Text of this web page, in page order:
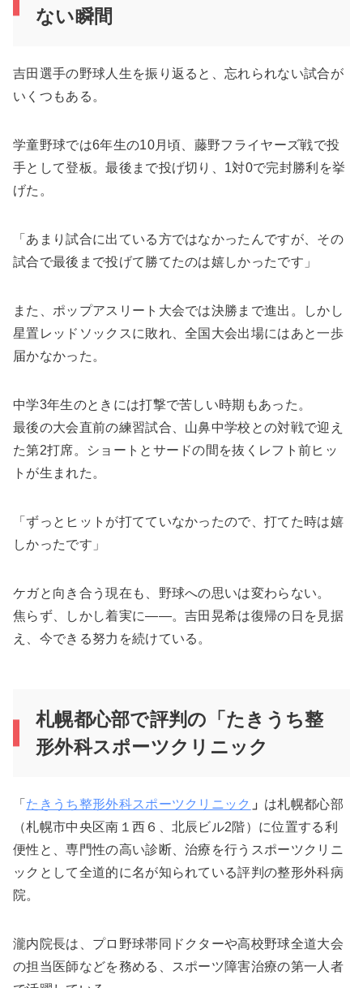
ない瞬間
吉田選手の野球人生を振り返ると、忘れられない試合が
いくつもある。
学童野球では6年生の10月頃、藤野フライヤーズ戦で投
手として登板。最後まで投げ切り、1対0で完封勝利を挙
げた。
「あまり試合に出ている方ではなかったんですが、その
試合で最後まで投げて勝てたのは嬉しかったです」
また、ポップアスリート大会では決勝まで進出。しかし
星置レッドソックスに敗れ、全国大会出場にはあと一歩
届かなかった。
中学3年生のときには打撃で苦しい時期もあった。
最後の大会直前の練習試合、山鼻中学校との対戦で迎え
た第2打席。ショートとサードの間を抜くレフト前ヒッ
トが生まれた。
「ずっとヒットが打てていなかったので、打てた時は嬉
しかったです」
ケガと向き合う現在も、野球への思いは変わらない。
焦らず、しかし着実に――。吉田晃希は復帰の日を見据
え、今できる努力を続けている。
札幌都心部で評判の「たきうち整
形外科スポーツクリニック
「 たきうち整形外科スポーツクリニック 」 は札幌都心部
（札幌市中央区南１西６、北辰ビル2階）に位置する利
便性と、専門性の高い診断、治療を行うスポーツクリニ
ックとして全道的に名が知られている評判の整形外科病
院。
瀧内院長は、プロ野球帯同ドクターや高校野球全道大会
の担当医師などを務める、スポーツ障害治療の第一人者